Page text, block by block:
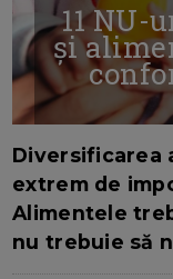
11
și
Diversificarea
extrem de
Alimentele
nu trebuie să